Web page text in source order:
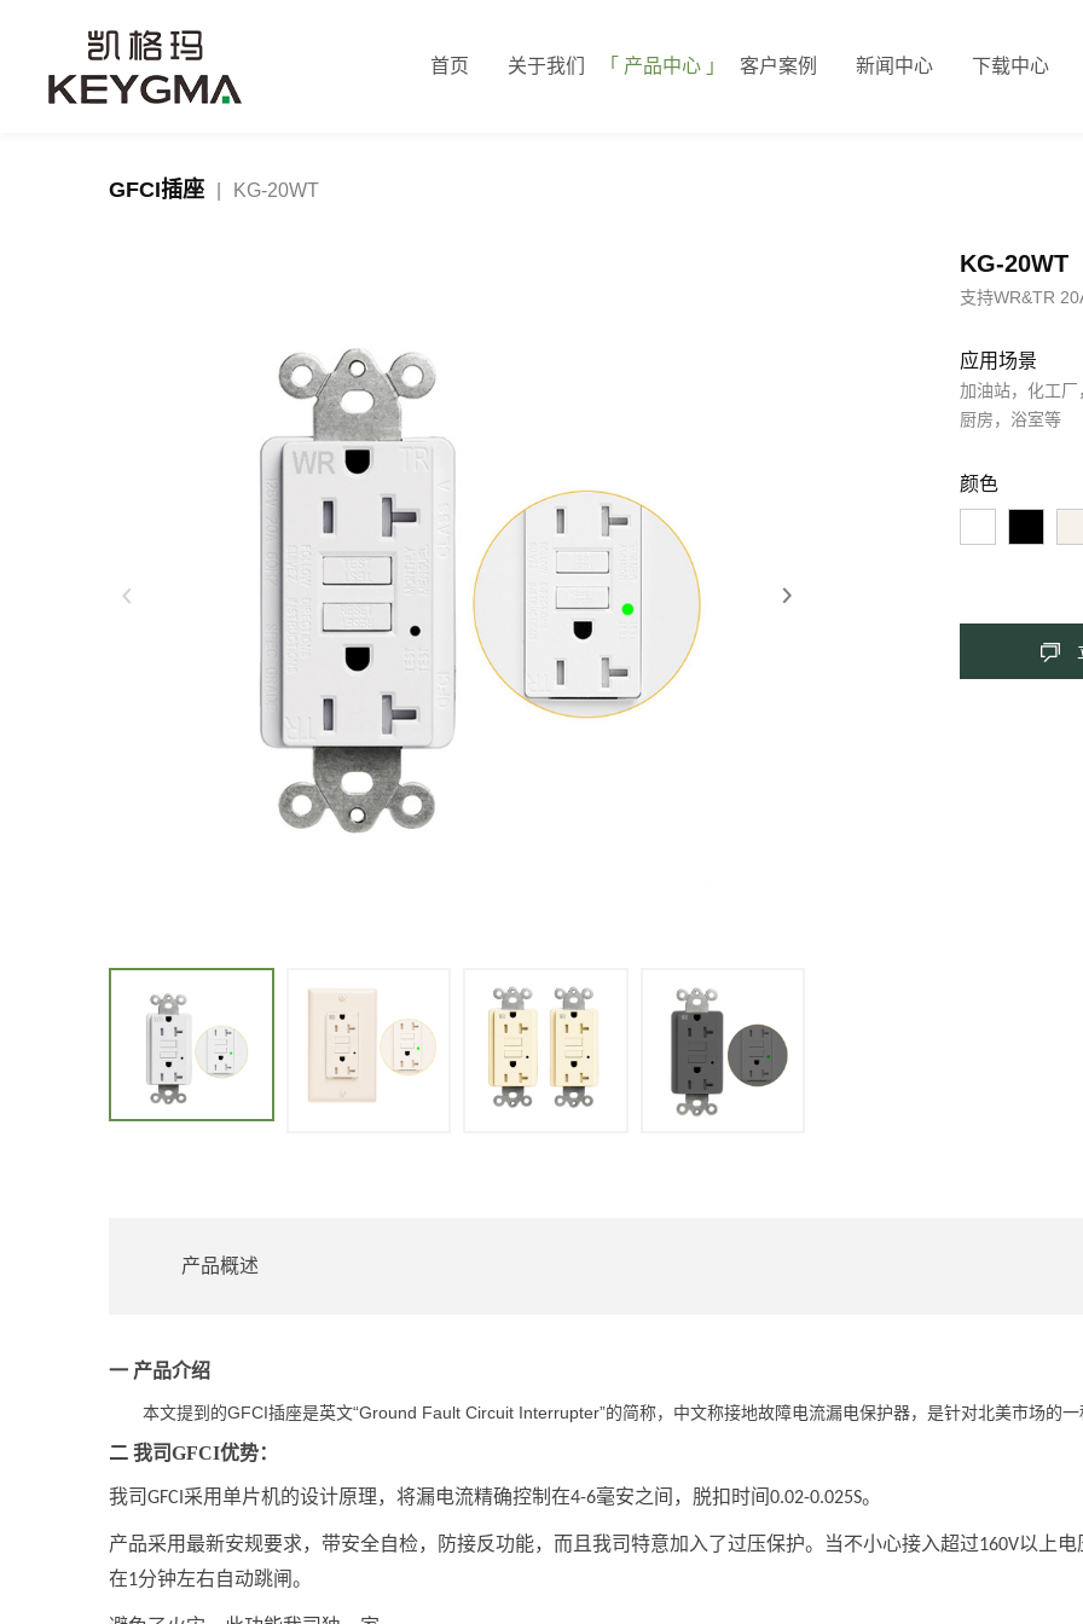
首页 关于我们 产品中心 客户案例 新闻中心 下载中心
GFCI插座 KG-20WT
KG-20WT
支持WR&TR
应用场景
加油站，化工
厨房，浴室等
颜色
产品概述
一 产品介绍
本文提到的GFCI插座是英文“Ground Fault Circuit Interrupter”的简称，中文称接地故障电流漏电保护器，是针对北美市场的
二 我司GFCI优势：
我司GFCI 采用单片机的设计原理，将漏电流精确控制在4-6毫安之间，脱扣时间0.02-0.025S。
产品采用最新安规要求，带安全自检，防接反功能，而且我司特意加入了过压保护。当不小心接入超过160V以上电
在1分钟左右自动跳闸。